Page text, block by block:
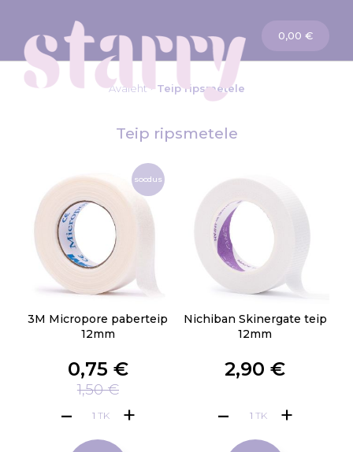
Ostukorv
0,00 €
Avaleht Teip ripsmetele
Teip ripsmetele
soodus
3M Micropore paberteip
12mm
0,75 €
1,50 €
TK
Nichiban Skinergate teip
12mm
2,90 €
TK